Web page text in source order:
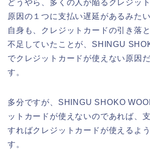
どうやら、多くの人が陥るクレジッ
原因の１つに支払い遅延があるみた
自身も、クレジットカードの引き落
不足していたことが、SHINGU
でクレジットカードが使えない原因
す。
多分ですが、SHINGU SHOKO
ットカードが使えないのであれば、
すればクレジットカードが使えるよ
す。